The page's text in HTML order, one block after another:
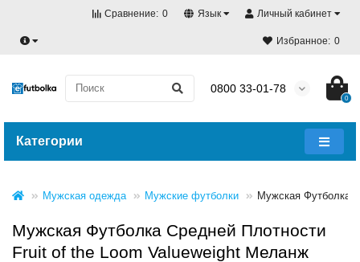
Личный кабинет
Язык
Сравнение: 0
Избранное: 0
0800 33-01-78
0
Категории
Мужская одежда Мужские футболки Мужская Футболка
Мужская Футболка Средней Плотности
Fruit of the Loom Valueweight Меланж